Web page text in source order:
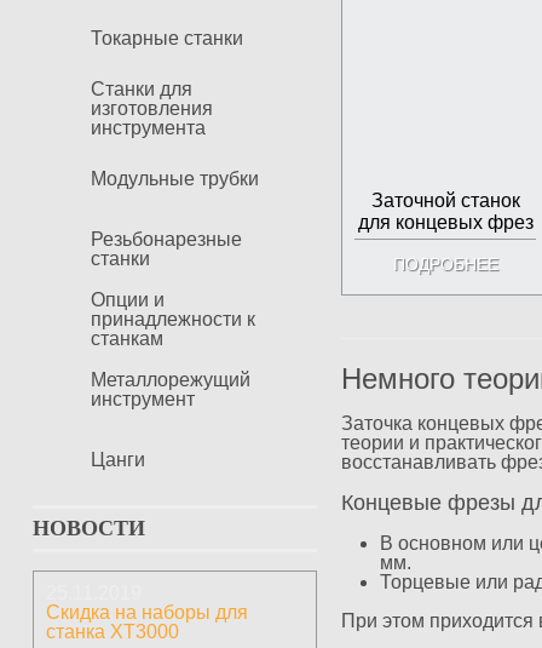
Токарные станки
Станки для
изготовления
инструмента
Модульные трубки
Резьбонарезные
станки
Опции и
принадлежности к
станкам
Металлорежущий
инструмент
Цанги
НОВОСТИ
Скидка на наборы для
станка ХТ3000
Заточной станок
для концевых фрез
LEM20
ПОДРОБНЕЕ
Немного
Заточка концевых
теории и
восстанавливать
Концевые фрезы
В основном или
мм.
Торцевые или
При этом